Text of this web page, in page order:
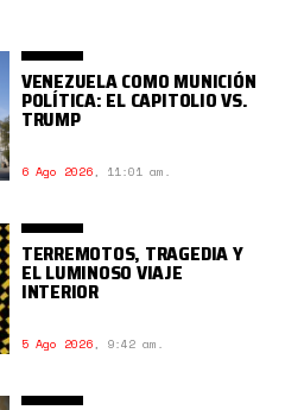
VENEZUELA COMO MUNICIÓN
POLÍTICA: EL CAPITOLIO VS.
TRUMP
6 Ago 2026, 11:01 am.
TERREMOTOS, TRAGEDIA Y
EL LUMINOSO VIAJE
INTERIOR
5 Ago 2026, 9:42 am.